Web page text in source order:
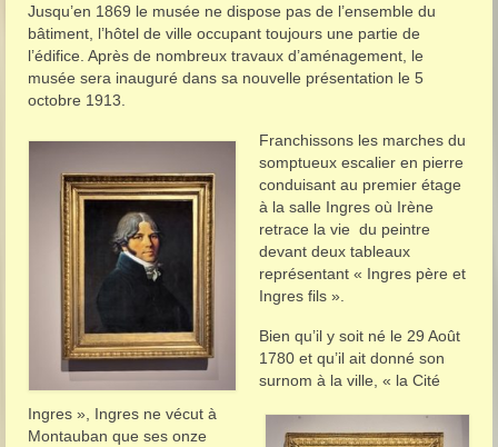
Jusqu’en 1869 le musée ne dispose pas de l’ensemble du
bâtiment, l’hôtel de ville occupant toujours une partie de
l’édifice. Après de nombreux travaux d’aménagement, le
musée sera inauguré dans sa nouvelle présentation le 5
octobre 1913.
Franchissons les marches du
somptueux escalier en pierre
conduisant au premier étage
à la salle Ingres où Irène
retrace la vie du peintre
devant deux tableaux
représentant « Ingres père et
Ingres fils ».
Bien qu’il y soit né le 29 Août
1780 et qu’il ait donné son
surnom à la ville, « la Cité
Ingres », Ingres ne vécut à
Montauban que ses onze